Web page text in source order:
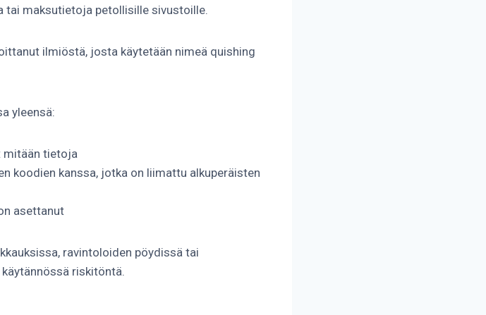
tai maksutietoja petollisille sivustoille.
ilmiöstä, josta käytetään nimeä quishing
yleensä:
mitään tietoja
koodien kanssa, jotka on liimattu alkuperäisten
asettanut
ravintoloiden pöydissä tai
riskitöntä.